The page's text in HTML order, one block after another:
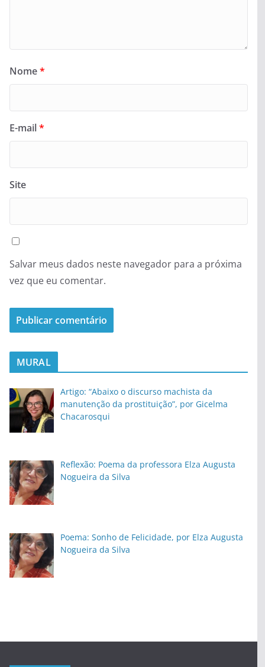
Nome*
E-mail*
Site
Salvar meus dados neste navegador para a próxima
vez que eu comentar.
MURAL
Artigo: “Abaixo o discurso machista da
manutenção da prostituição”, por Gicelma
Chacarosqui
Reflexão: Poema da professora Elza Augusta
Nogueira da Silva
Poema: Sonho de Felicidade, por Elza Augusta
Nogueira da Silva